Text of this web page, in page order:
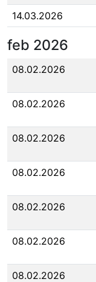
14.03.2026
feb 2026
08.02.2026
08.02.2026
08.02.2026
08.02.2026
08.02.2026
08.02.2026
08.02.2026